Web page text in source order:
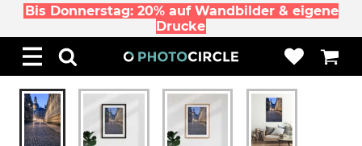
Bis Donnerstag: 20% auf Wandbilder & eigene
Drucke